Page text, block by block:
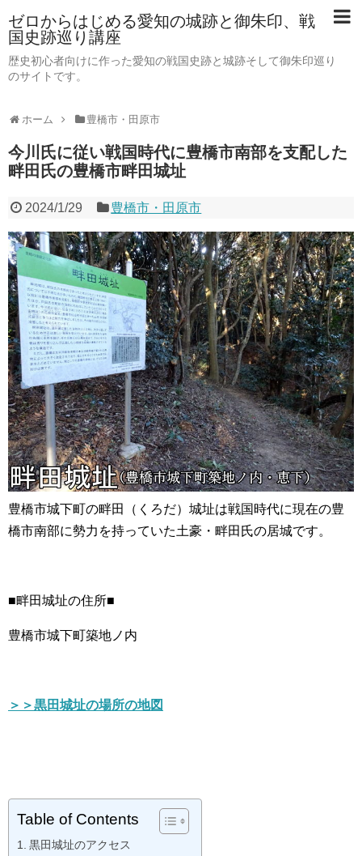
ゼロからはじめる愛知の城跡と御朱印、戦
国史跡巡り講座
歴史初心者向けに作った愛知の戦国史跡と城跡そして御朱印巡り
のサイトです。
ホーム 豊橋市・田原市
今川氏に従い戦国時代に豊橋市南部を支配した
畔田氏の豊橋市畔田城址
2024/1/29 豊橋市・田原市
豊橋市城下町の畔田（くろだ）城址は戦国時代に現在の豊
橋市南部に勢力を持っていた土豪・畔田氏の居城です。
■畔田城址の住所■
豊橋市城下町築地ノ内
＞＞黒田城址の場所の地図
Table of Contents
黒田城址のアクセス